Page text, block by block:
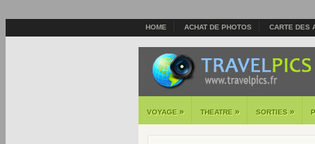
HOME ACHAT DE PHOTOS CARTE DES
VOYAGE » THEATRE » SORTIES »